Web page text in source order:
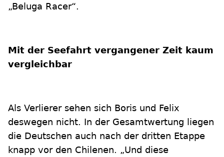
„Beluga Racer“.
Mit der Seefahrt vergangener Zeit kaum
vergleichbar
Als Verlierer sehen sich Boris und Felix
deswegen nicht. In der Gesamtwertung liegen
die Deutschen auch nach der dritten Etappe
knapp vor den Chilenen. „Und diese